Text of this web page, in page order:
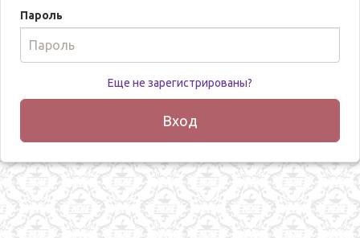
Пароль
Еще не зарегистрированы?
Вход